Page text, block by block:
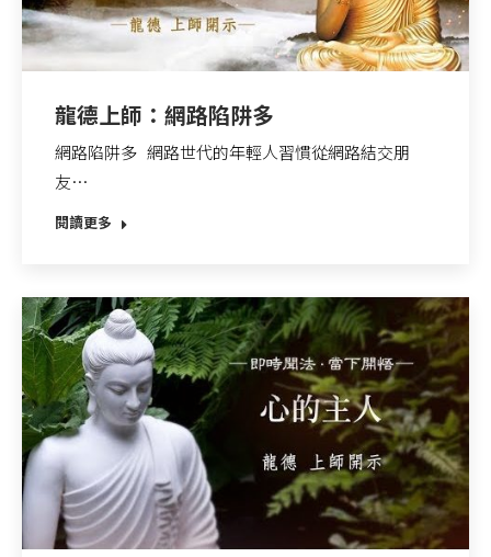
龍德上師：網路陷阱多
網路陷阱多 網路世代的年輕人習慣從網路結交朋
友…
閱讀更多